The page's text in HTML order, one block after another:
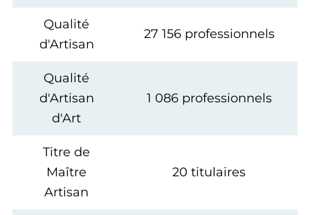
Qualité
d'Artisan
27 156 professionnels
Qualité
d'Artisan
d'Art
1 086 professionnels
Titre de
Maître
Artisan
20 titulaires